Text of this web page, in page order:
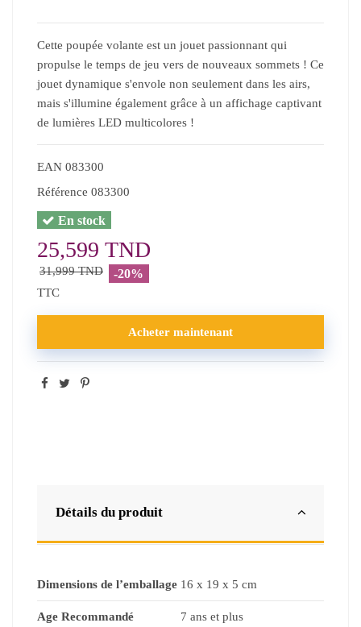
Cette poupée volante est un jouet passionnant qui
propulse le temps de jeu vers de nouveaux sommets ! Ce
jouet dynamique s'envole non seulement dans les airs,
mais s'illumine également grâce à un affichage captivant
de lumières LED multicolores !
EAN 083300
Référence 083300
En stock
25,599 TND
31,999 TND -20%
TTC
Acheter maintenant
Détails du produit
Dimensions de l’emballage 16 x 19 x 5 cm
Age Recommandé 7 ans et plus